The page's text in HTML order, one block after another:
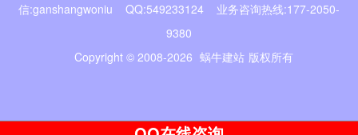
信:ganshangwoniu QQ:549233124 业务咨询热线:177-2050-
9380
Copyright © 2008-2026 蜗牛建站 版权所有